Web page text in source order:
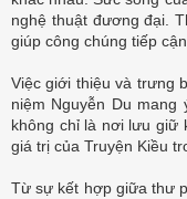
nghệ thuật đương đại.
giúp công chúng tiếp
Việc giới thiệu và trưng
niệm Nguyễn Du
không chỉ là nơi lưu giữ
giá trị của Truyện Kiều
Từ sự kết hợp giữa thư